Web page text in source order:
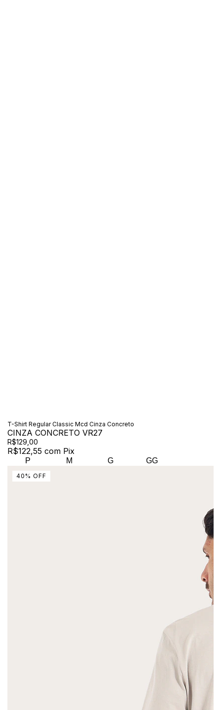
T-Shirt Regular Classic Mcd Cinza Concreto
CINZA CONCRETO VR27
R$129,00
R$122,55 com Pix
P M G GG
40 % OFF